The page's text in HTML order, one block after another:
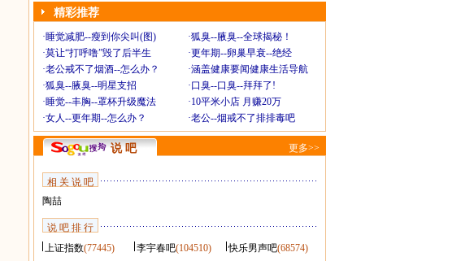
精彩推荐
·睡觉减肥--瘦到你尖叫(图) ·狐臭--腋臭--全球揭秘！
·莫让“打呼噜”毁了后半生 ·更年期--卵巢早衰--绝经
·老公戒不了烟酒--怎么办？ ·涵盖健康要闻健康生活导航
·狐臭--腋臭--明星支招 ·口臭--口臭--拜拜了!
·睡觉--丰胸--罩杯升级魔法 ·10平米小店 月赚20万
·女人--更年期--怎么办？ ·老公--烟戒不了排排毒吧
说 吧 更多>>
相 关 说 吧
陶喆
说 吧 排 行
上证指数(77445) 李宇春吧(104510) 快乐男声吧(68574)